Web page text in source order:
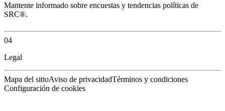
Mantente informado sobre encuestas y tendencias políticas de
SRC®.
04
Legal
Mapa del sitioAviso de privacidadTérminos y condiciones
Configuración de cookies